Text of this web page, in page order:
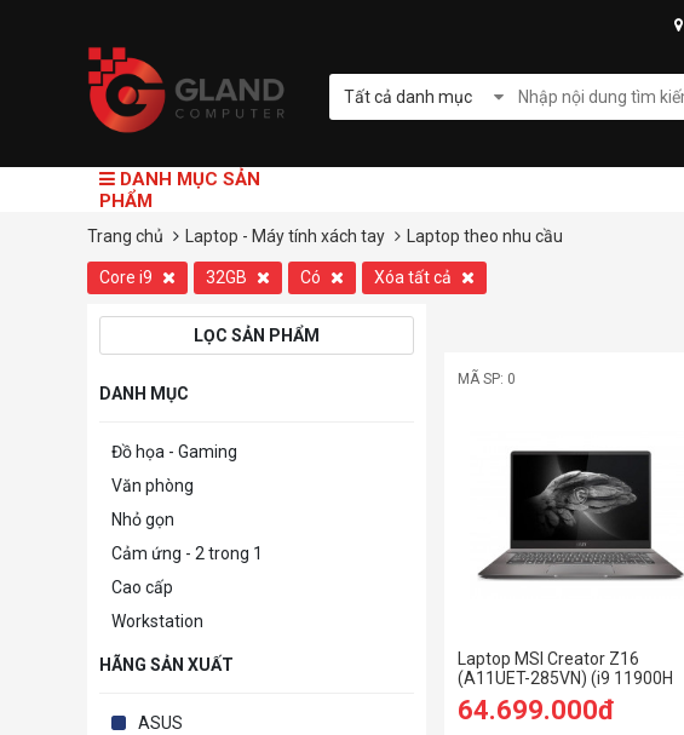
Tất cả danh mục
DANH MỤC SẢN
PHẨM
Trang chủ Laptop - Máy tính xách tay Laptop theo nhu cầu
Core i9 32GB Có Xóa tất cả
LỌC SẢN PHẨM
DANH MỤC
Đồ họa - Gaming
Văn phòng
Nhỏ gọn
Cảm ứng - 2 trong 1
Cao cấp
Workstation
HÃNG SẢN XUẤT
ASUS
MÃ SP: 0
Laptop MSI Creator Z16
(A11UET-285VN) (i9 11900H
32GB RAM/1TB SSD/RTX3060
6G/16.0 inch QHD Touch/Win
64.699.000đ